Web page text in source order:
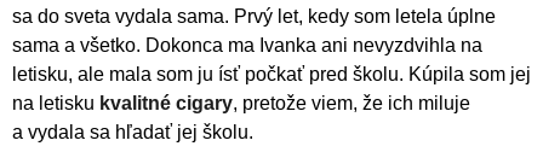
sa do sveta vydala sama. Prvý let, kedy som letela úplne
sama a všetko. Dokonca ma Ivanka ani nevyzdvihla na
letisku, ale mala som ju ísť počkať pred školu. Kúpila som jej
na letisku kvalitné cigary, pretože viem, že ich miluje
a vydala sa hľadať jej školu.